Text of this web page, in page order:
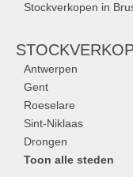
Stockverkopen in
Antwerpen
Gent
Roeselare
Sint-Niklaas
Drongen
Toon alle steden